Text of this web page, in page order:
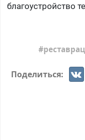
благоустройство
Поделиться: